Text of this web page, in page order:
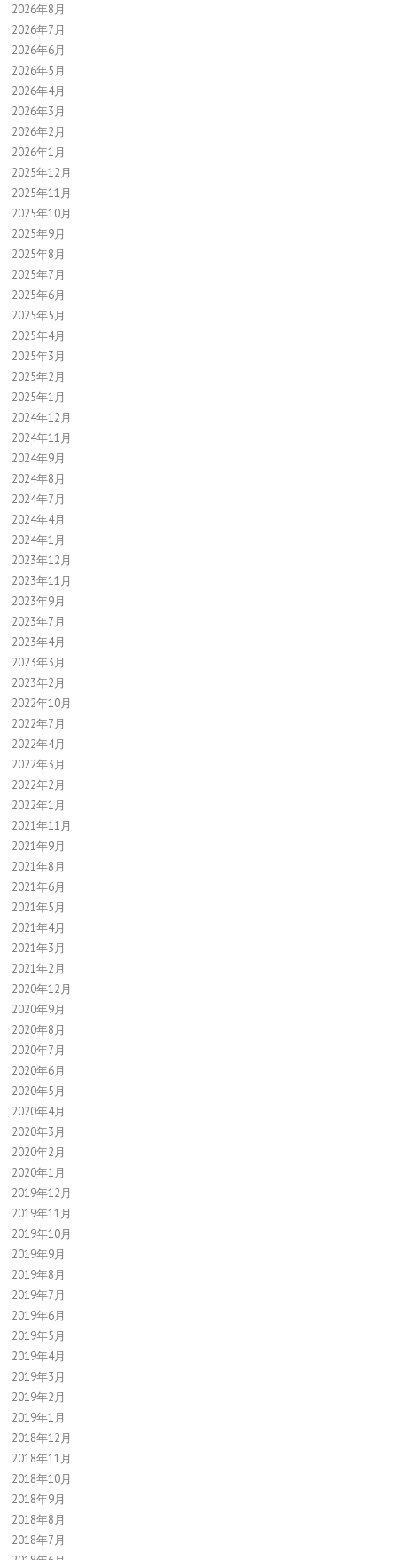
2026年8月
2026年7月
2026年6月
2026年5月
2026年4月
2026年3月
2026年2月
2026年1月
2025年12月
2025年11月
2025年10月
2025年9月
2025年8月
2025年7月
2025年6月
2025年5月
2025年4月
2025年3月
2025年2月
2025年1月
2024年12月
2024年11月
2024年9月
2024年8月
2024年7月
2024年4月
2024年1月
2023年12月
2023年11月
2023年9月
2023年7月
2023年4月
2023年3月
2023年2月
2022年10月
2022年7月
2022年4月
2022年3月
2022年2月
2022年1月
2021年11月
2021年9月
2021年8月
2021年6月
2021年5月
2021年4月
2021年3月
2021年2月
2020年12月
2020年9月
2020年8月
2020年7月
2020年6月
2020年5月
2020年4月
2020年3月
2020年2月
2020年1月
2019年12月
2019年11月
2019年10月
2019年9月
2019年8月
2019年7月
2019年6月
2019年5月
2019年4月
2019年3月
2019年2月
2019年1月
2018年12月
2018年11月
2018年10月
2018年9月
2018年8月
2018年7月